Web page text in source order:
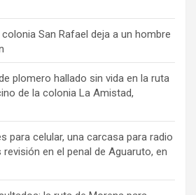
San Rafael deja a un hombre
plomero hallado sin vida en la ruta
de la colonia La Amistad,
para celular, una carcasa para radio
en el penal de Aguaruto, en